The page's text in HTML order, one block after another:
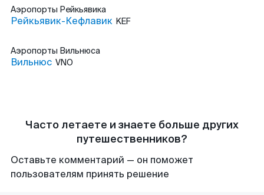
Аэропорты Рейкьявика
Рейкьявик-Кефлавик KEF
Аэропорты Вильнюса
Вильнюс VNO
Часто летаете и знаете больше других
путешественников?
Оставьте комментарий — он поможет
пользователям принять решение